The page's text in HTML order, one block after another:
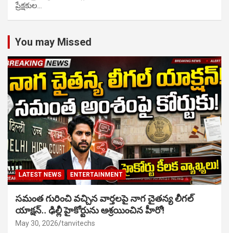
ప్రేక్షకుల…
You may Missed
LATEST NEWS ENTERTAINMENT
సమంత గురించి వచ్చిన వార్తలపై నాగ చైతన్య లీగల్
యాక్షన్.. ఢిల్లీ హైకోర్టును ఆశ్రయించిన హీరో!
May 30, 2026 tanvitechs